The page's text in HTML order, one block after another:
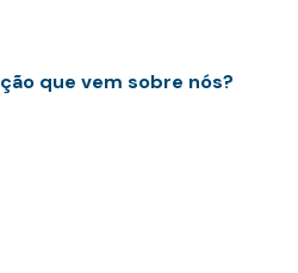
que vem sobre nós?